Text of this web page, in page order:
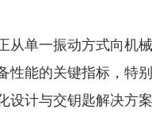
从单一振动方式向机
性能的关键指标，特
设计与交钥匙解决方